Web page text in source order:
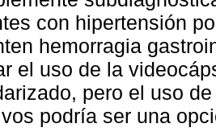
con hipertensión
hemorragia
el uso de la
pero el uso
podría ser una